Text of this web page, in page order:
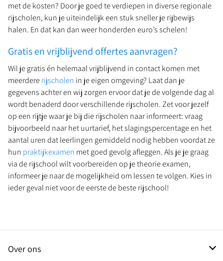
met de kosten? Door je goed te verdiepen in diverse regionale
rijscholen, kun je uiteindelijk een stuk sneller je rijbewijs
halen. En dat kan dan weer honderden euro’s schelen!
Gratis en vrijblijvend offertes aanvragen?
Wil je gratis én helemaal vrijblijvend in contact komen met
meerdererijscholen in je eigen omgeving? Laat dan je
gegevens achter en wij zorgen ervoor dat je de volgende dag al
wordt benaderd door verschillende rijscholen. Zet voor jezelf
op een rijtje waar je bij die rijscholen naar informeert: vraag
bijvoorbeeld naar het uurtarief, het slagingspercentage en het
aantal uren dat leerlingen gemiddeld nodig hebben voordat ze
hun praktijkexamen met goed gevolg afleggen. Als je je graag
via de rijschool wilt voorbereiden op je theorie examen,
informeer je naar de mogelijkheid om lessen te volgen. Kies in
ieder geval niet voor de eerste de beste rijschool!
Over ons